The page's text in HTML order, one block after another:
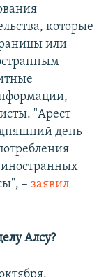
которые
или
"Арест
день
иностранных
– заявил
Алсу?